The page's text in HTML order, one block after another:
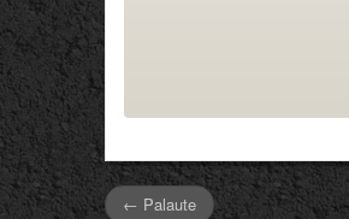
← Palaute